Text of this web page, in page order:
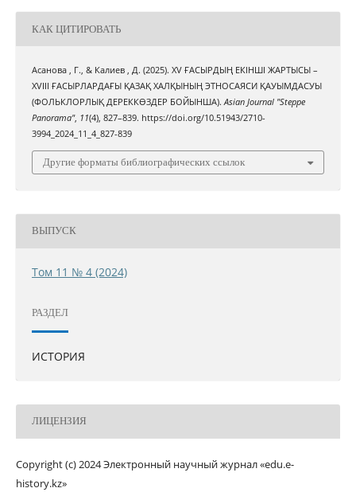
КАК ЦИТИРОВАТЬ
Асанова , Г., & Калиев , Д. (2025). XV ҒАСЫРДЫҢ ЕКІНШІ ЖАРТЫСЫ –
XVIII ҒАСЫРЛАРДАҒЫ ҚАЗАҚ ХАЛҚЫНЫҢ ЭТНОСАЯСИ ҚАУЫМДАСУЫ
(ФОЛЬКЛОРЛЫҚ ДЕРЕККӨЗДЕР БОЙЫНША).Asian Journal "Steppe
Panorama", 11(4), 827–839. https://doi.org/10.51943/2710-
3994_2024_11_4_827-839
Другие форматы библиографических ссылок
ВЫПУСК
Том 11 № 4 (2024)
РАЗДЕЛ
ИСТОРИЯ
ЛИЦЕНЗИЯ
Copyright (c) 2024 Электронный научный журнал «edu.e-
history.kz»